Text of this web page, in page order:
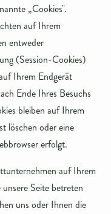
„Cookies".
auf Ihrem
entweder
(Session-Cookies)
Ihrem Endgerät
Ende Ihres Besuchs
bleiben auf Ihrem
löschen oder eine
erfolgt.
auf Ihrem
Seite betreten
uns oder Ihnen die